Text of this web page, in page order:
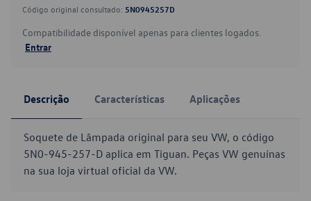
Código original consultado: 5N0945257D
Compatibilidade disponível apenas para clientes logados.
Entrar
Descrição Características Aplicações
Soquete de Lâmpada original para seu VW, o código
5N0-945-257-D aplica em Tiguan. Peças VW genuínas
na sua loja virtual oficial da VW.